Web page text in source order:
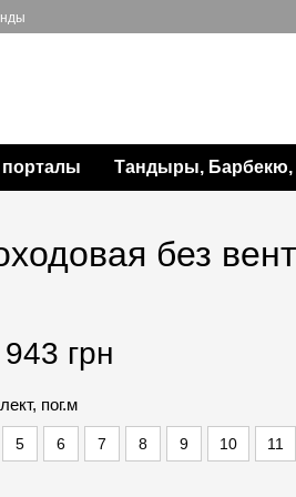
Тандыры, Барбекю,
без
грн
пог.м
5 6 7 8 9 10 11